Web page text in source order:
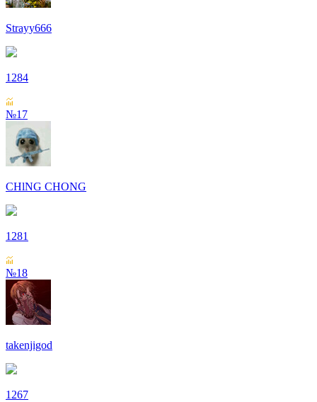
Strayy666
1284
№17
СHlNG СHONG
1281
№18
takenjigod
1267